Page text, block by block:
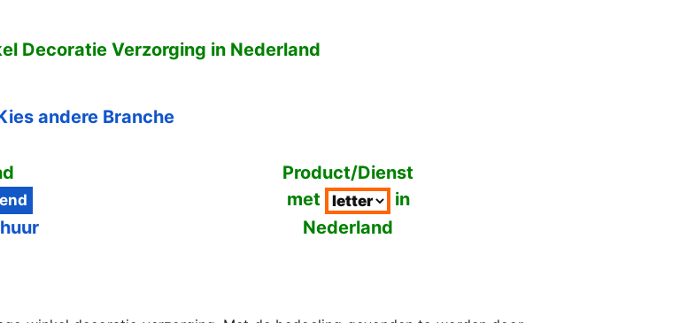
Decoratie Verzorging in Nederland
andere Branche
Product/Dienst
met
in
Nederland